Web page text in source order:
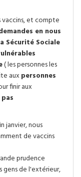
et compte
en nous
Sécurité Sociale
( les personnes les
aux personnes
finir aux
janvier, nous
de vaccins
prudence
gens de l'extérieur,